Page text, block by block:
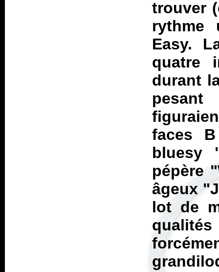
trouver
rythme
Easy.
quatre
durant
faces
bluesy
pépère
âgeux
lot de